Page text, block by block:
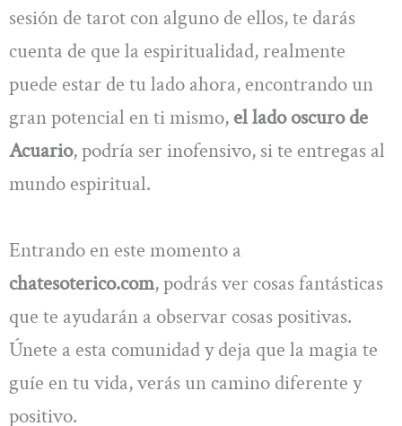
sesión de tarot con alguno de ellos, te darás
cuenta de que la espiritualidad, realmente
puede estar de tu lado ahora, encontrando un
gran potencial en ti mismo, el lado oscuro de
Acuario, podría ser inofensivo, si te entregas al
mundo espiritual.
Entrando en este momento a
chatesoterico.com, podrás ver cosas fantásticas
que te ayudarán a observar cosas positivas.
Únete a esta comunidad y deja que la magia te
guíe en tu vida, verás un camino diferente y
positivo.